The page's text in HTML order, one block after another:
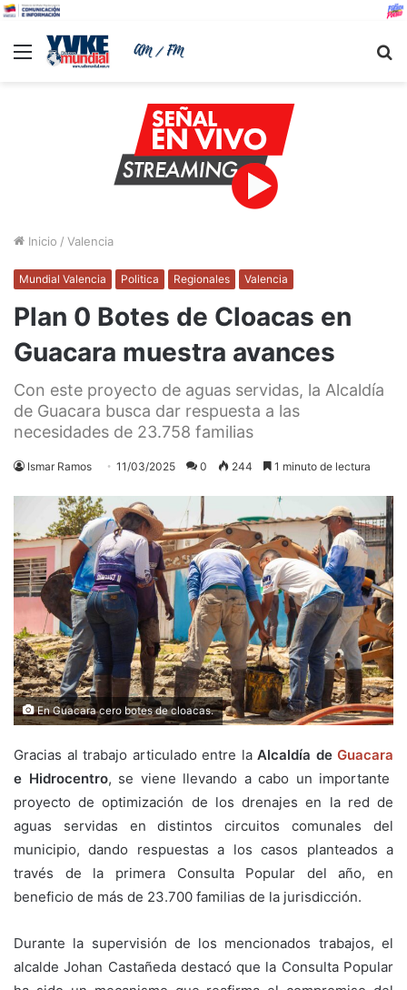
Menu
Inicio / Valencia
Mundial Valencia Politica Regionales Valencia
Plan 0 Botes de Cloacas en
Guacara muestra avances
Con este proyecto de aguas servidas, la Alcaldía
de Guacara busca dar respuesta a las
necesidades de 23.758 familias
Ismar Ramos 11/03/2025 0 244 1 minuto de lectura
En Guacara cero botes de cloacas.
Gracias al trabajo articulado entre laAlcaldía de Guacara
e Hidrocentro, se viene llevando a cabo un importante
proyecto de optimización de los drenajes en la red de
aguas servidas en distintos circuitos comunales del
municipio, dando respuestas a los casos planteados a
través de la primera Consulta Popular del año, en
beneficio de más de 23.700 familias de la jurisdicción.
Durante la supervisión de los mencionados trabajos, el
alcalde Johan Castañeda destacó que la Consulta Popular